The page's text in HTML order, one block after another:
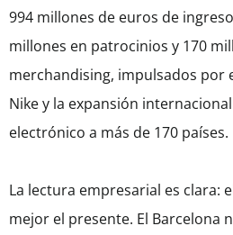
994 millones de euros de
millones en patrocinios y 170
merchandising, impulsados por
Nike y la expansión
electrónico a más de 170 países.
La lectura empresarial es clara:
mejor el presente. El Barcelona